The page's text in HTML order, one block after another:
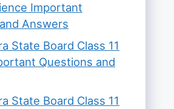
Important
Answers
State Board Class 11
Questions and
State Board Class 11